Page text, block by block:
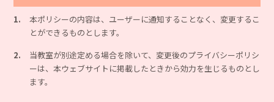
1.
本ポリシーの内容は、ユーザーに通知することなく、変更するこ
とができるものとします。
2.
当教室が別途定める場合を除いて、変更後のプライバシーポリシ
ーは、本ウェブサイトに掲載したときから効力を生じるものとし
ます。